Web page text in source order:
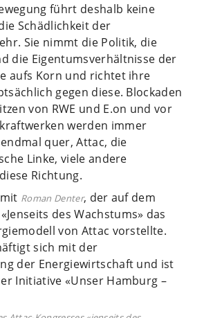
führt deshalb keine
Schädlichkeit der
Sie nimmt die Politik, die
die Eigentumsverhältnisse der
aufs Korn und richtet ihre
gegen diese. Blockaden
von RWE und E.on und vor
werden immer
quer, Attac, die
Linke, viele andere
Richtung.
Roman Denter, der auf dem
des Wachstums» das
von Attac vorstellte.
sich mit der
der Energiewirtschaft und ist
Initiative «Unser Hamburg –